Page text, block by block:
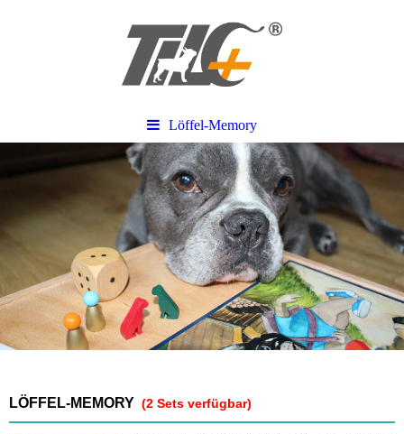
Löffel-Memory
LÖFFEL-MEMORY (2 Sets verfügbar)